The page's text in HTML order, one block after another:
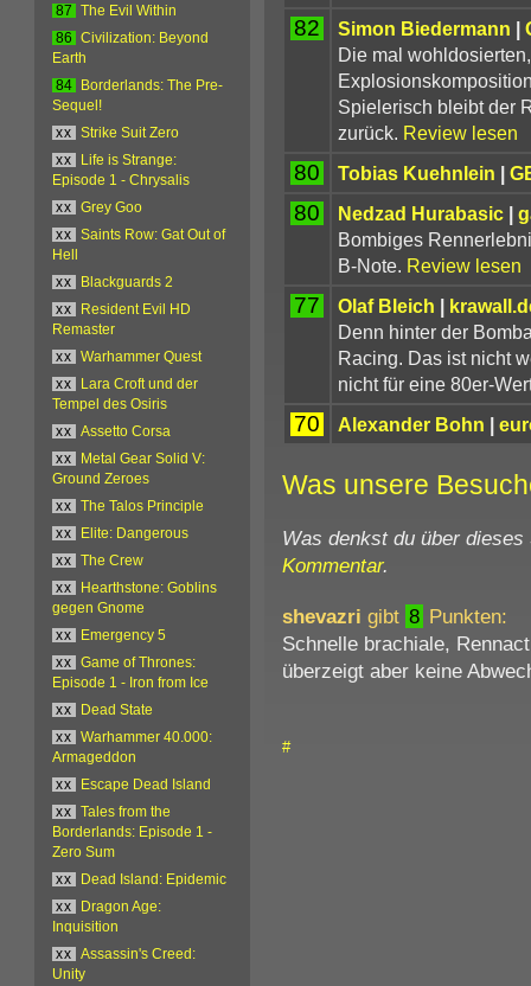
82 Simon Biedermann |
Die mal
Spielerisch bleibt der
zurück. Review lesen
80 Tobias Kuehnlein |
80 Nedzad Hurabasic|
Bombiges
B-Note. Review lesen
77 Olaf Bleich |
Denn hinter der
Racing. Das ist nicht
nicht für eine 80er-
70 Alexander Bohn |
Was unsere
Was denkst du über
Kommentar.
shevazri gibt 8 Punkten:
Schnelle brachiale,
überzeigt aber keine
#
87
The Evil Within
86
Civilization: Beyond
Earth
84
Borderlands: The Pre-
Sequel!
xx
Strike Suit Zero
xx
Life is Strange:
Episode 1 - Chrysalis
xx
Grey Goo
xx
Saints Row: Gat Out of
Hell
xx
Blackguards 2
xx
Resident Evil HD
Remaster
xx
Warhammer Quest
xx
Lara Croft und der
Tempel des Osiris
xx
Assetto Corsa
xx
Metal Gear Solid V:
Ground Zeroes
xx
The Talos Principle
xx
Elite: Dangerous
xx
The Crew
xx
Hearthstone: Goblins
gegen Gnome
xx
Emergency 5
xx
Game of Thrones:
Episode 1 - Iron from Ice
xx
Dead State
xx
Warhammer 40.000:
Armageddon
xx
Escape Dead Island
xx
Tales from the
Borderlands: Episode 1 -
Zero Sum
xx
Dead Island: Epidemic
xx
Dragon Age:
Inquisition
xx
Assassin's Creed:
Unity